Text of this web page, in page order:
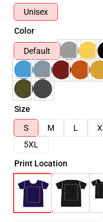
Unisex
Color
Default
Size
S
M L
5XL
Print Location